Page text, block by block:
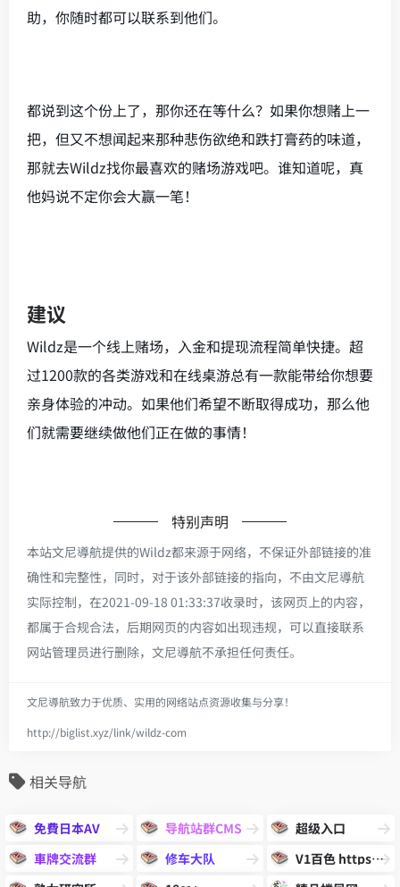
助，你随时都可以联系到他们。
都说到这个份上了，那你还在等什么？如果你想赌上一
把，但又不想闻起来那种悲伤欲绝和跌打膏药的味道，
那就去Wildz找你最喜欢的赌场游戏吧。谁知道呢，真
他妈说不定你会大赢一笔！
建议
Wildz是一个线上赌场，入金和提现流程简单快捷。超
过1200款的各类游戏和在线桌游总有一款能带给你想要
亲身体验的冲动。如果他们希望不断取得成功，那么他
们就需要继续做他们正在做的事情！
特别声明
本站文尼導航提供的Wildz都来源于网络，不保证外部链接的准
确性和完整性，同时，对于该外部链接的指向，不由文尼導航
实际控制，在2021-09-18 01:33:37收录时，该网页上的内容，
都属于合规合法，后期网页的内容如出现违规，可以直接联系
网站管理员进行删除，文尼導航不承担任何责任。
文尼導航致力于优质、实用的网络站点资源收集与分享！
http://biglist.xyz/link/wildz-com
相关导航
免費日本AV 导航站群CMS
超级入口
車牌交流群
修车大队
V1百色 https://www.v1bs.vip